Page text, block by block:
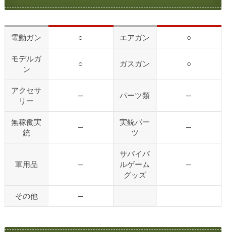
電動ガン ○ エアガン ○
モデルガ
ン
○ ガスガン ○
アクセサ
リー
— パーツ類 —
無稼働実
銃
—
実銃パー
ツ
—
軍用品 —
サバイバ
ルゲーム
グッズ
—
その他 —